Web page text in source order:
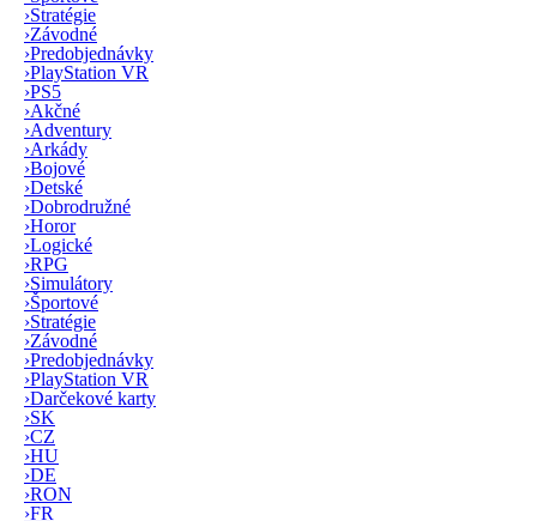
›Stratégie
›Závodné
›Predobjednávky
›PlayStation VR
›PS5
›Akčné
›Adventury
›Arkády
›Bojové
›Detské
›Dobrodružné
›Horor
›Logické
›RPG
›Simulátory
›Športové
›Stratégie
›Závodné
›Predobjednávky
›PlayStation VR
›Darčekové karty
›SK
›CZ
›HU
›DE
›RON
›FR